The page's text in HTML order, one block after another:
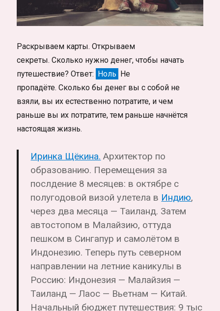
Раскрываем карты. Открываем
секреты. Сколько нужно денег, чтобы начать
путешествие? Ответ:
Ноль
Не
пропадёте. Сколько бы денег вы с собой не
взяли, вы их естественно потратите, и чем
раньше вы их потратите, тем раньше начнётся
настоящая жизнь.
Иринка Щёкина. Архитектор по
образованию. Перемещения за
послдение 8 месяцев: в октябре с
полугодовой визой улетела в Индию,
через два месяца — Таиланд. Затем
автостопом в Малайзию, оттуда
пешком в Сингапур и самолётом в
Индонезию. Теперь путь северном
направлении на летние каникулы в
Россию: Индонезия — Малайзия —
Таиланд — Лаос — Вьетнам — Китай.
Начальный бюджет путешествия: 9 тыс